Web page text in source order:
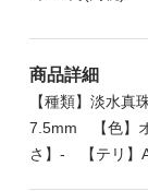
商品詳細
【種類】淡水
7.5mm 【色】
さ】- 【テリ】